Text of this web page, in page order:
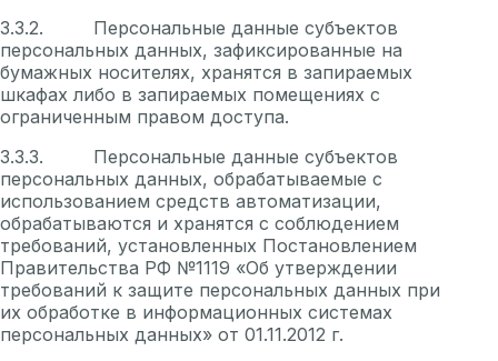
3.3.2. Персональные данные субъектов
персональных данных, зафиксированные на
бумажных носителях, хранятся в запираемых
шкафах либо в запираемых помещениях с
ограниченным правом доступа.
3.3.3. Персональные данные субъектов
персональных данных, обрабатываемые с
использованием средств автоматизации,
обрабатываются и хранятся с соблюдением
требований, установленных Постановлением
Правительства РФ №1119 «Об утверждении
требований к защите персональных данных при
их обработке в информационных системах
персональных данных» от 01.11.2012 г.